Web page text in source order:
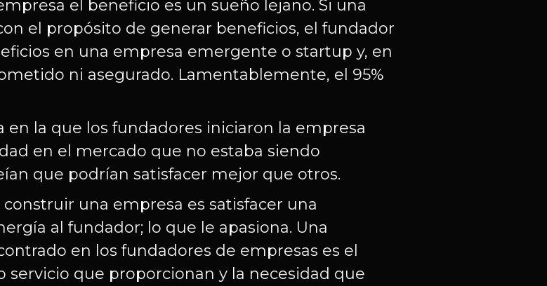
el beneficio es un sueño lejano. Si una
el propósito de generar beneficios, el fundador
en una empresa emergente o startup y, en
ni asegurado. Lamentablemente, el 95%
en la que los fundadores iniciaron la empresa
en el mercado que no estaba siendo
que podrían satisfacer mejor que otros.
una empresa es satisfacer una
al fundador; lo que le apasiona. Una
en los fundadores de empresas es el
que proporcionan y la necesidad que